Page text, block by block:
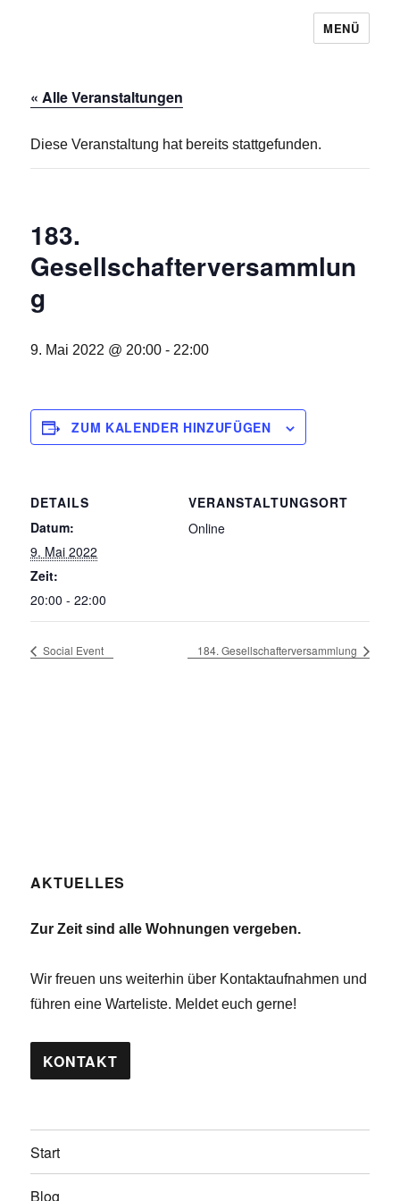
Baugemeinschaft LaubendorfMENÜ
« Alle Veranstaltungen
Diese Veranstaltung hat bereits stattgefunden.
183.
Gesellschafterversammlun
g
9. Mai 2022 @ 20:00 - 22:00
ZUM KALENDER HINZUFÜGEN
DETAILS
Datum:
9. Mai 2022
Zeit:
20:00 - 22:00
VERANSTALTUNGSORT
Online
Social Event 184. Gesellschafterversammlung
AKTUELLES
Zur Zeit sind alle Wohnungen vergeben.
Wir freuen uns weiterhin über Kontaktaufnahmen und
führen eine Warteliste. Meldet euch gerne!
KONTAKT
Start
Blog